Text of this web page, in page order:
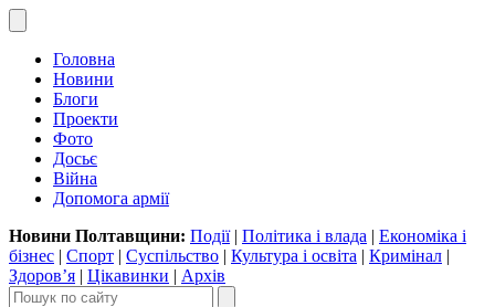
Головна
Новини
Блоги
Проекти
Фото
Досьє
Війна
Допомога армії
Новини Полтавщини: Події| Політика і влада | Економіка і
бізнес | Спорт | Суспільство | Культура і освіта | Кримінал |
Здоров’я | Цікавинки | Архів